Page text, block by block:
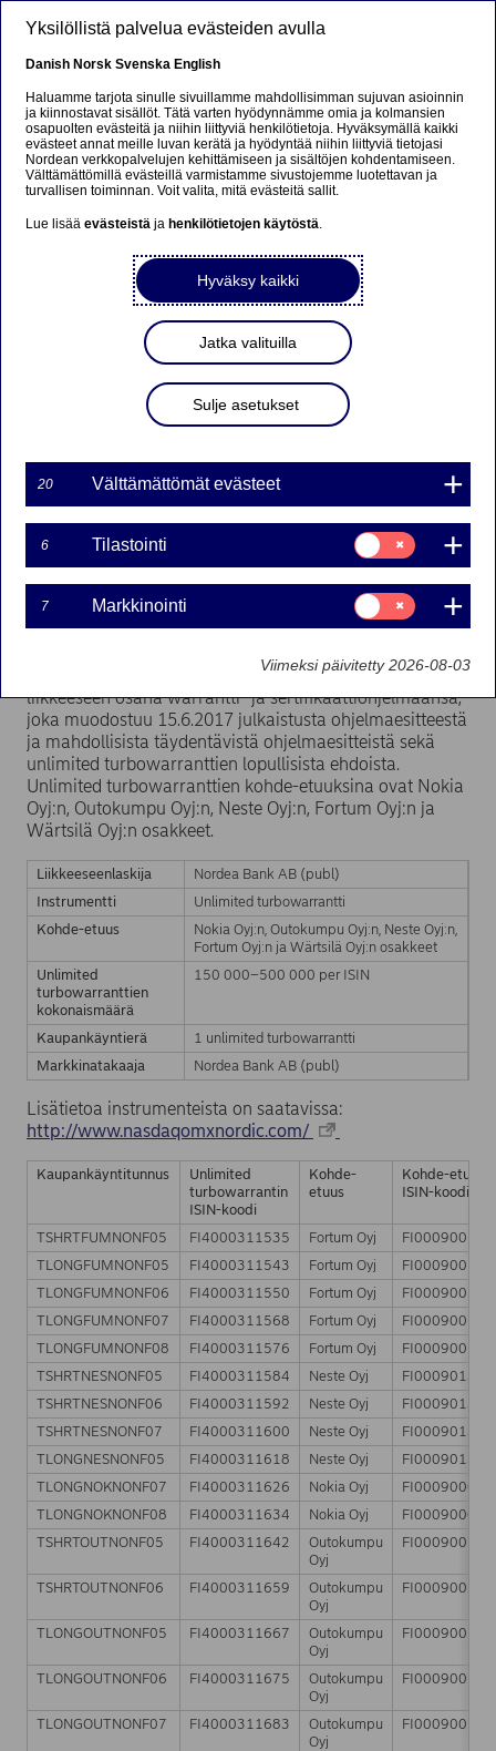
Sorry...
This page does not exist in your language. You will
Stay on this page|Continue
Nordea Bank AB (publ)
laskee liikkeeseen 20 uutta
turbowarranttisarjaa
23.4.2018, sarjat 2018:
L17N FI ja 2018: S17N FI
20-04-2018 12:32
Nordea Bank AB (publ) laskee unlimited turbowarrantit
liikkeeseen osana warrantti- ja sertifikaattiohjelmaansa,
joka muodostuu 15.6.2017 julkaistusta ohjelmaesitteestä
ja mahdollisista täydentävistä ohjelmaesitteistä sekä
unlimited turbowarranttien lopullisista ehdoista.
Unlimited turbowarranttien kohde-etuuksina ovat Nokia
Oyj:n, Outokumpu Oyj:n, Neste Oyj:n, Fortum Oyj:n ja
Wärtsilä Oyj:n osakkeet.
Liikkeeseenlaskija
Nordea Bank AB (publ)
Instrumentti
Unlimited turbowarrantti
Kohde-etuus
Nokia Oyj:n, Outokumpu Oyj:n, Neste Oyj:n,
Fortum Oyj:n ja Wärtsilä Oyj:n osakkeet
Unlimited
turbowarranttien
kokonaismäärä
150 000–500 000 per ISIN
Kaupankäyntierä
1 unlimited turbowarrantti
Markkinatakaaja
Nordea Bank AB (publ)
Lisätietoa instrumenteista on saatavissa:
http://www.nasdaqomxnordic.com/
Kaupankäyntitunnus
Unlimited
turbowarrantin
ISIN-koodi
Kohde-
etuus
Kohde-
ISIN-koodi
TSHRTFUMNONF05 FI4000311535 Fortum Oyj
TLONGFUMNONF05
FI4000311543 Fortum Oyj
TLONGFUMNONF06
FI4000311550 Fortum Oyj
TLONGFUMNONF07
FI4000311568 Fortum Oyj
TLONGFUMNONF08
FI4000311576 Fortum Oyj
TSHRTNESNONF05
FI4000311584 Neste Oyj
TSHRTNESNONF06
FI4000311592 Neste Oyj
TSHRTNESNONF07
FI4000311600 Neste Oyj
TLONGNESNONF05
FI4000311618 Neste Oyj
TLONGNOKNONF07
FI4000311626 Nokia Oyj
TLONGNOKNONF08
FI4000311634 Nokia Oyj
TSHRTOUTNONF05
FI4000311642
Outokumpu
Oyj
TSHRTOUTNONF06 FI4000311659
Outokumpu
Oyj
TLONGOUTNONF05 FI4000311667
Outokumpu
Oyj
TLONGOUTNONF06 FI4000311675
Outokumpu
Oyj
TLONGOUTNONF07 FI4000311683
Outokumpu
Oyj
Yksilöllistä palvelua evästeiden avulla
Danish Norsk Svenska English
Haluamme tarjota sinulle sivuillamme mahdollisimman sujuvan asioinnin
ja kiinnostavat sisällöt. Tätä varten hyödynnämme omia ja kolmansien
osapuolten evästeitä ja niihin liittyviä henkilötietoja. Hyväksymällä kaikki
evästeet annat meille luvan kerätä ja hyödyntää niihin liittyviä tietojasi
Nordean verkkopalvelujen kehittämiseen ja sisältöjen kohdentamiseen.
Välttämättömillä evästeillä varmistamme sivustojemme luotettavan ja
turvallisen toiminnan. Voit valita, mitä evästeitä sallit.
Lue lisääevästeistä ja henkilötietojen käytöstä.
Hyväksy kaikki
Jatka valituilla
Sulje asetukset
20 Välttämättömät evästeet
6 Tilastointi
Suostumusvalinta:
Tilastointi
7 Markkinointi
Suostumusvalinta:
Markkinointi
Viimeksi päivitetty 2026-08-03